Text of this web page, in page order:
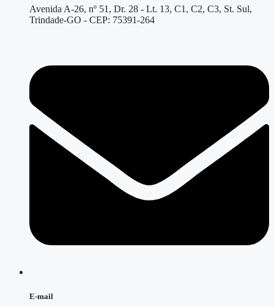
Avenida A-26, nº 51, Dr. 28 - Lt. 13, C1, C2, C3, St. Sul,
Trindade-GO - CEP: 75391-264
E-mail